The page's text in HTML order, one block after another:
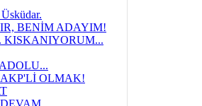
BENİM ADAYIM!
KISKANIYORUM...
OLMAK!